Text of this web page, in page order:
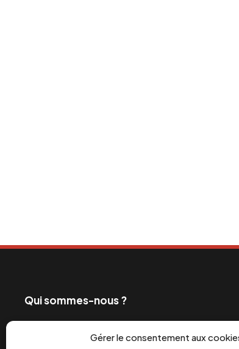
Gérer le consentement aux
Qui sommes-nous ?
Ceux qui exploitent les travailleurs et
également les grands médias. C’est